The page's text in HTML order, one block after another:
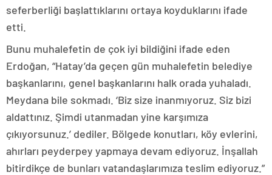
seferberliği başlattıklarını ortaya koyduklarını ifade
etti.
Bunu muhalefetin de çok iyi bildiğini ifade eden
Erdoğan, “Hatay’da geçen gün muhalefetin belediye
başkanlarını, genel başkanlarını halk orada yuhaladı.
Meydana bile sokmadı. ‘Biz size inanmıyoruz. Siz bizi
aldattınız. Şimdi utanmadan yine karşımıza
çıkıyorsunuz.’ dediler. Bölgede konutları, köy evlerini,
ahırları peyderpey yapmaya devam ediyoruz. İnşallah
bitirdikçe de bunları vatandaşlarımıza teslim ediyoruz.”